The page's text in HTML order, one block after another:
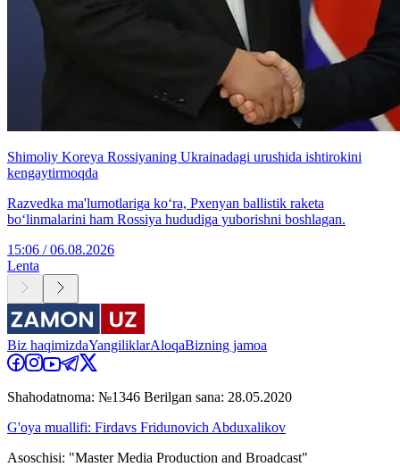
Shimoliy Koreya Rossiyaning Ukrainadagi urushida ishtirokini
kengaytirmoqda
Razvedka ma'lumotlariga ko‘ra, Pxenyan ballistik raketa
bo‘linmalarini ham Rossiya hududiga yuborishni boshlagan.
15:06 / 06.08.2026
Lenta
Biz haqimizdaYangiliklarAloqaBizning jamoa
Shahodatnoma: №1346 Berilgan sana: 28.05.2020
G'oya muallifi: Firdavs Fridunovich Abduxalikov
Asoschisi: "Master Media Production and Broadcast"